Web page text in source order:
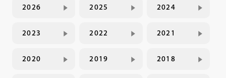
2026 2025 2024
2023 2022 2021
2020 2019 2018